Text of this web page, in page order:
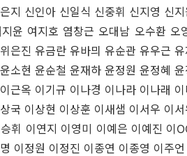
지 신인아 신일식 신중휘 신지영 신
윤 여지호 염창근 오대남 오수환
은진 유금란 유바믜 유순관 유우근
소현 윤순철 윤재하 윤정원 윤정혜
근옥 이기규 이나경 이나라 이나래
국 이상현 이상훈 이새샘 이서우 이
휘 이연지 이영미 이예은 이예진 이
이정원 이정진 이종연 이종영 이주